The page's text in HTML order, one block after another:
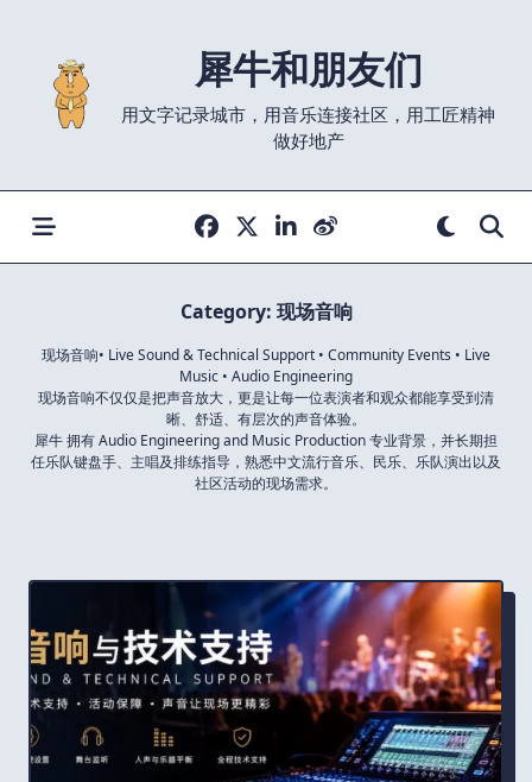
content
犀牛和朋友们
用文字记录城市，用音乐连接社区，用工匠精神
做好地产
Category: 现场音响
现场音响• Live Sound & Technical Support • Community Events • Live
Music • Audio Engineering
现场音响不仅仅是把声音放大，更是让每一位表演者和观众都能享受到清
晰、舒适、有层次的声音体验。
犀牛 拥有 Audio Engineering and Music Production 专业背景，并长期担
任乐队键盘手、主唱及排练指导，熟悉中文流行音乐、民乐、乐队演出以及
社区活动的现场需求。